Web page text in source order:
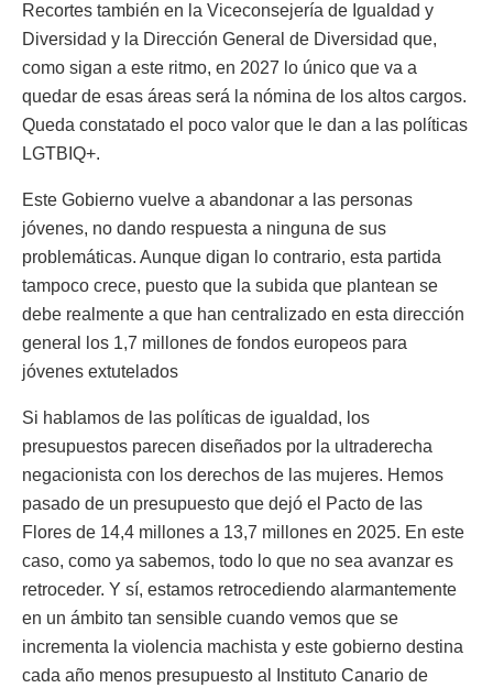
Recortes también en la Viceconsejería de Igualdad y
Diversidad y la Dirección General de Diversidad que,
como sigan a este ritmo, en 2027 lo único que va a
quedar de esas áreas será la nómina de los altos cargos.
Queda constatado el poco valor que le dan a las políticas
LGTBIQ+.
Este Gobierno vuelve a abandonar a las personas
jóvenes, no dando respuesta a ninguna de sus
problemáticas. Aunque digan lo contrario, esta partida
tampoco crece, puesto que la subida que plantean se
debe realmente a que han centralizado en esta dirección
general los 1,7 millones de fondos europeos para
jóvenes extutelados
Si hablamos de las políticas de igualdad, los
presupuestos parecen diseñados por la ultraderecha
negacionista con los derechos de las mujeres. Hemos
pasado de un presupuesto que dejó el Pacto de las
Flores de 14,4 millones a 13,7 millones en 2025. En este
caso, como ya sabemos, todo lo que no sea avanzar es
retroceder. Y sí, estamos retrocediendo alarmantemente
en un ámbito tan sensible cuando vemos que se
incrementa la violencia machista y este gobierno destina
cada año menos presupuesto al Instituto Canario de